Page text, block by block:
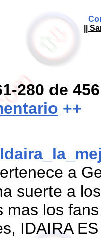
||
280 de 456
++
a
suerte a
mas los
IDAIRA